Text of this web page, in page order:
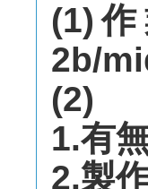
(1)
2b/
(2)
1.有
2.製